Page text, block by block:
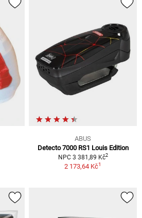
ABUS
Detecto 7000 RS1 Louis Edition
NPC 3 381,89 Kč2
2 173,64 Kč1